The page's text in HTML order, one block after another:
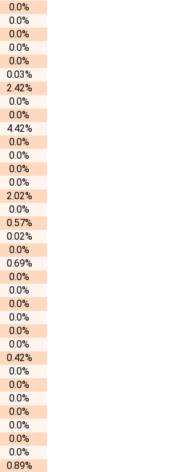
0.0%
0.0%
0.0%
0.0%
0.0%
0.03%
2.42%
0.0%
0.0%
4.42%
0.0%
0.0%
0.0%
0.0%
2.02%
0.0%
0.57%
0.02%
0.0%
0.69%
0.0%
0.0%
0.0%
0.0%
0.0%
0.0%
0.42%
0.0%
0.0%
0.0%
0.0%
0.0%
0.0%
0.0%
0.89%